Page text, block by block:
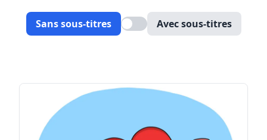
Sans sous-titres Avec sous-titres